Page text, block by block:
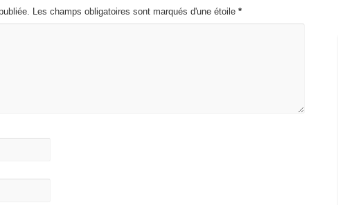
Les champs obligatoires sont marqués d'une étoile *